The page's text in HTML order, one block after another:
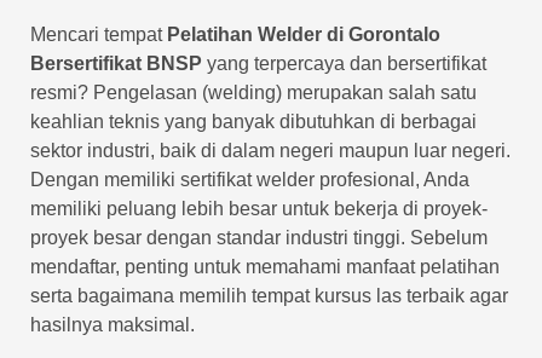
Mencari tempat Pelatihan Welder di Gorontalo
Bersertifikat BNSP yang terpercaya dan bersertifikat
resmi? Pengelasan (welding) merupakan salah satu
keahlian teknis yang banyak dibutuhkan di berbagai
sektor industri, baik di dalam negeri maupun luar negeri.
Dengan memiliki sertifikat welder profesional, Anda
memiliki peluang lebih besar untuk bekerja di proyek-
proyek besar dengan standar industri tinggi. Sebelum
mendaftar, penting untuk memahami manfaat pelatihan
serta bagaimana memilih tempat kursus las terbaik agar
hasilnya maksimal.